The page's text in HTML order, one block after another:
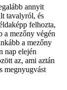
annyit
tavalyról, és
felhozta,
a mezőny végén
a mezőny
nap elején
az, ami aztán
megnyugvást